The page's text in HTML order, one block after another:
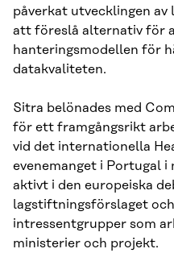
påverkat utvecklingen
att föreslå alternativ för
hanteringsmodellen för
datakvaliteten.
Sitra belönades med
för ett framgångsrikt
vid det internationella
evenemanget i Portugal
aktivt i den europeiska
lagstiftningsförslaget
intressentgrupper som
ministerier och projekt.